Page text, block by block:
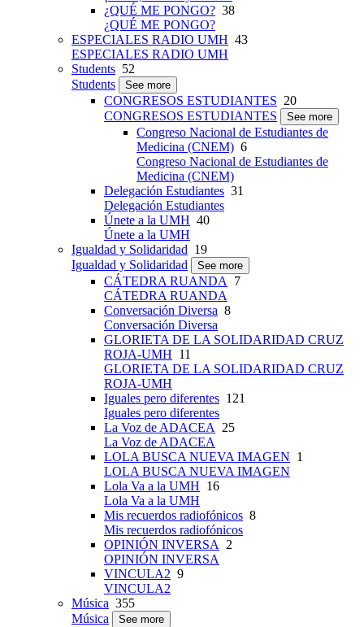
¿QUÉ ME PONGO? 38
¿QUÉ ME PONGO?
ESPECIALES RADIO UMH 43
ESPECIALES RADIO UMH
Students 52
Students
See more
CONGRESOS ESTUDIANTES 20
CONGRESOS ESTUDIANTES
See more
Congreso Nacional de Estudiantes de
Medicina (CNEM) 6
Congreso Nacional de Estudiantes de
Medicina (CNEM)
Delegación Estudiantes 31
Delegación Estudiantes
Únete a la UMH 40
Únete a la UMH
Igualdad y Solidaridad 19
Igualdad y Solidaridad
See more
CÁTEDRA RUANDA
7
CÁTEDRA RUANDA
Conversación Diversa 8
Conversación Diversa
GLORIETA DE LA SOLIDARIDAD CRUZ
ROJA-UMH 11
GLORIETA DE LA SOLIDARIDAD CRUZ
ROJA-UMH
Iguales pero diferentes 121
Iguales pero diferentes
La Voz de ADACEA
25
La Voz de ADACEA
LOLA BUSCA NUEVA IMAGEN 1
LOLA BUSCA NUEVA IMAGEN
Lola Va a la UMH 16
Lola Va a la UMH
Mis recuerdos radiofónicos 8
Mis recuerdos radiofónicos
OPINIÓN INVERSA
2
OPINIÓN INVERSA
VINCULA2 9
VINCULA2
Música 355
Música
See more